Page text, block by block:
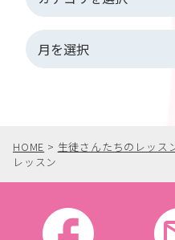
HOME > 生徒さんたちのレッス
レッスン